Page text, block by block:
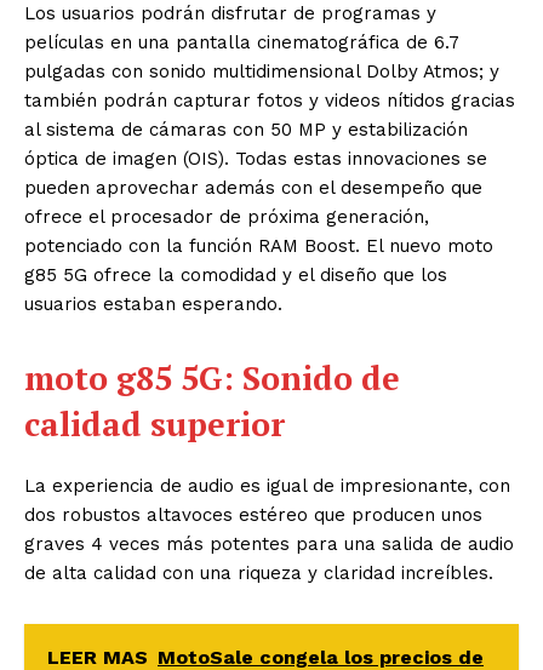
Los usuarios podrán disfrutar de programas y
películas en una pantalla cinematográfica de 6.7
pulgadas con sonido multidimensional Dolby Atmos; y
también podrán capturar fotos y videos nítidos gracias
al sistema de cámaras con 50 MP y estabilización
óptica de imagen (OIS). Todas estas innovaciones se
pueden aprovechar además con el desempeño que
ofrece el procesador de próxima generación,
potenciado con la función RAM Boost. El nuevo moto
g85 5G ofrece la comodidad y el diseño que los
usuarios estaban esperando.
moto g85 5G: Sonido de
calidad superior
La experiencia de audio es igual de impresionante, con
dos robustos altavoces estéreo que producen unos
graves 4 veces más potentes para una salida de audio
de alta calidad con una riqueza y claridad increíbles.
LEER MAS MotoSale congela los precios de